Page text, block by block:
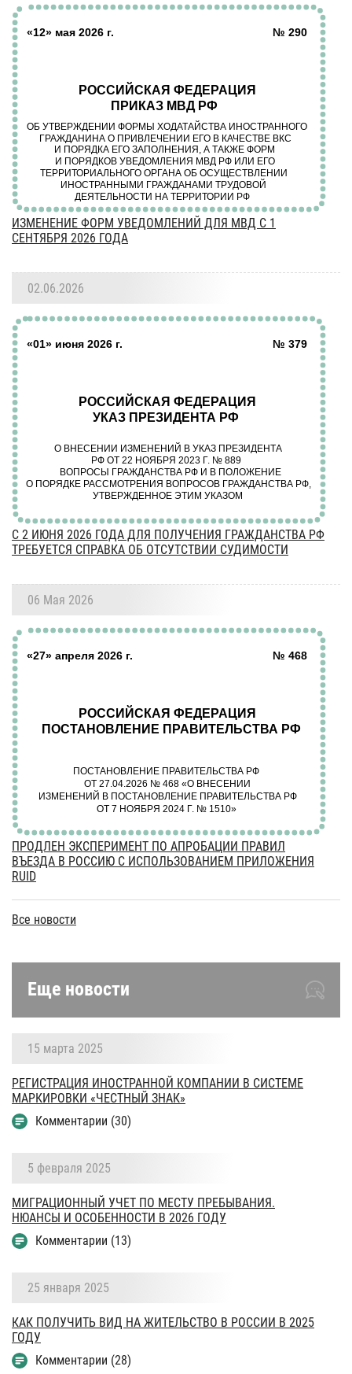
ИЗМЕНЕНИЕ ФОРМ УВЕДОМЛЕНИЙ ДЛЯ МВД С 1
СЕНТЯБРЯ 2026 ГОДА
02.06.2026
С 2 ИЮНЯ 2026 ГОДА ДЛЯ ПОЛУЧЕНИЯ ГРАЖДАНСТВА РФ
ТРЕБУЕТСЯ СПРАВКА ОБ ОТСУТСТВИИ СУДИМОСТИ
06 Мая 2026
ПРОДЛЕН ЭКСПЕРИМЕНТ ПО АПРОБАЦИИ ПРАВИЛ
ВЪЕЗДА В РОССИЮ С ИСПОЛЬЗОВАНИЕМ ПРИЛОЖЕНИЯ
RUID
Все новости
Еще новости
15 марта 2025
РЕГИСТРАЦИЯ ИНОСТРАННОЙ КОМПАНИИ В СИСТЕМЕ
МАРКИРОВКИ «ЧЕСТНЫЙ ЗНАК»
Комментарии (30)
5 февраля 2025
МИГРАЦИОННЫЙ УЧЕТ ПО МЕСТУ ПРЕБЫВАНИЯ.
НЮАНСЫ И ОСОБЕННОСТИ В 2026 ГОДУ
Комментарии (13)
25 января 2025
КАК ПОЛУЧИТЬ ВИД НА ЖИТЕЛЬСТВО В РОССИИ В 2025
ГОДУ
Комментарии (28)